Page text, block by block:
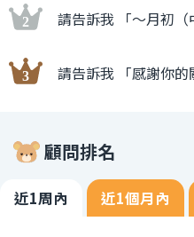
請告訴我 「〜月初（
請告訴我 「感謝你的
顧問排名
近1周內 近1個月內